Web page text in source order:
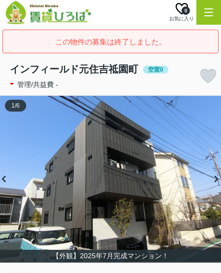
お気に入り
0
この物件の募集は終了しました。
インフィールド元住吉祗園町 空室0
- 管理/共益費 -
【外観】2025年7月完成マンション！
1/6